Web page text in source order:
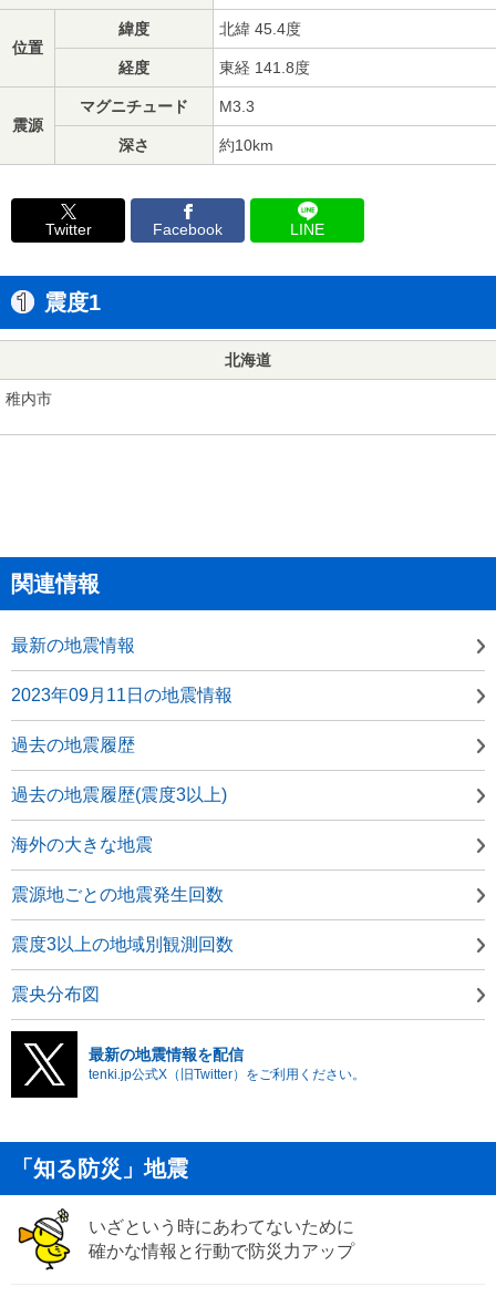
位置
緯度 北緯 45.4度
経度 東経 141.8度
震源
マグニチュード M3.3
深さ 約10km
Twitter Facebook LINE
震度1
北海道
稚内市
関連情報
最新の地震情報
2023年09月11日の地震情報
過去の地震履歴
過去の地震履歴(震度3以上)
海外の大きな地震
震源地ごとの地震発生回数
震度3以上の地域別観測回数
震央分布図
最新の地震情報を配信
tenki.jp公式X（旧Twitter）をご利用ください。
「知る防災」地震
いざという時にあわてないために
確かな情報と行動で防災力アップ